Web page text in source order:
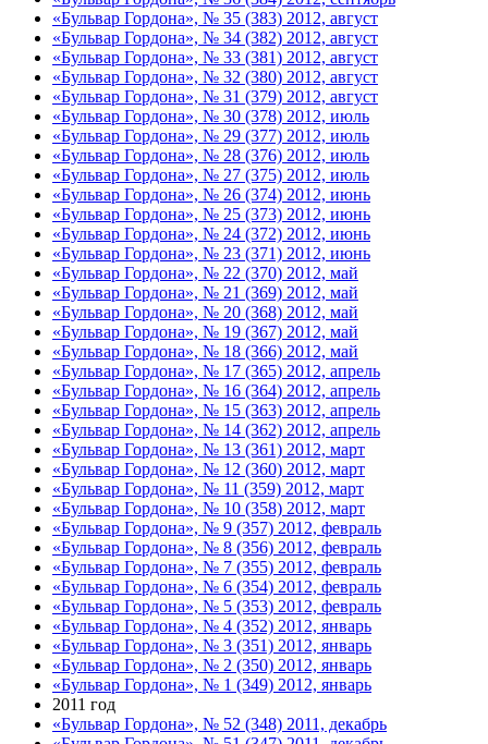
«Бульвар Гордона», № 35 (383) 2012, август
«Бульвар Гордона», № 34 (382) 2012, август
«Бульвар Гордона», № 33 (381) 2012, август
«Бульвар Гордона», № 32 (380) 2012, август
«Бульвар Гордона», № 31 (379) 2012, август
«Бульвар Гордона», № 30 (378) 2012, июль
«Бульвар Гордона», № 29 (377) 2012, июль
«Бульвар Гордона», № 28 (376) 2012, июль
«Бульвар Гордона», № 27 (375) 2012, июль
«Бульвар Гордона», № 26 (374) 2012, июнь
«Бульвар Гордона», № 25 (373) 2012, июнь
«Бульвар Гордона», № 24 (372) 2012, июнь
«Бульвар Гордона», № 23 (371) 2012, июнь
«Бульвар Гордона», № 22 (370) 2012, май
«Бульвар Гордона», № 21 (369) 2012, май
«Бульвар Гордона», № 20 (368) 2012, май
«Бульвар Гордона», № 19 (367) 2012, май
«Бульвар Гордона», № 18 (366) 2012, май
«Бульвар Гордона», № 17 (365) 2012, апрель
«Бульвар Гордона», № 16 (364) 2012, апрель
«Бульвар Гордона», № 15 (363) 2012, апрель
«Бульвар Гордона», № 14 (362) 2012, апрель
«Бульвар Гордона», № 13 (361) 2012, март
«Бульвар Гордона», № 12 (360) 2012, март
«Бульвар Гордона», № 11 (359) 2012, март
«Бульвар Гордона», № 10 (358) 2012, март
«Бульвар Гордона», № 9 (357) 2012, февраль
«Бульвар Гордона», № 8 (356) 2012, февраль
«Бульвар Гордона», № 7 (355) 2012, февраль
«Бульвар Гордона», № 6 (354) 2012, февраль
«Бульвар Гордона», № 5 (353) 2012, февраль
«Бульвар Гордона», № 4 (352) 2012, январь
«Бульвар Гордона», № 3 (351) 2012, январь
«Бульвар Гордона», № 2 (350) 2012, январь
«Бульвар Гордона», № 1 (349) 2012, январь
2011 год
«Бульвар Гордона», № 52 (348) 2011, декабрь